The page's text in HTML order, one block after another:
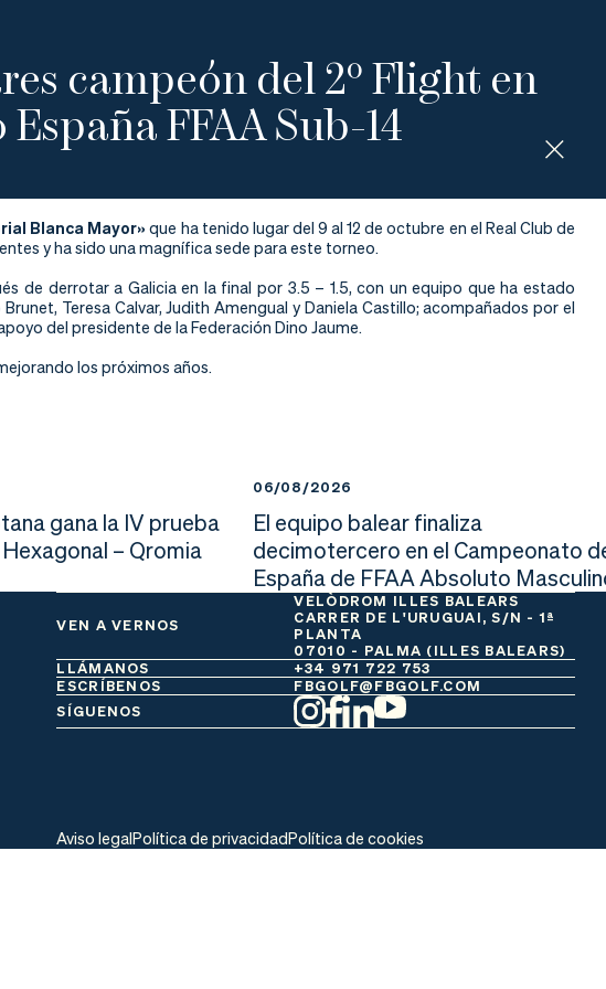
campeón del 2º Flight en
FFAA Sub-14
Blanca Mayor» que ha tenido lugar del 9 al 12 de octubre en el Real Club de
y ha sido una magnífica sede para este torneo.
de derrotar a Galicia en la final por 3.5 – 1.5, con un equipo que ha estado
Teresa Calvar, Judith Amengual y Daniela Castillo; acompañados por el
del presidente de la Federación Dino Jaume.
los próximos años.
gana la IV prueba
– Qromia
06/08/2026
El equipo balear finaliza
decimotercero en el Campeonato
España de FFAA Absoluto
VEN A VERNOS
VELÒDROM ILLES BALEARS
CARRER DE L'URUGUAI, S/N - 1ª
PLANTA
07010 - PALMA (ILLES BALEARS)
LLÁMANOS
+34 971 722 753
ESCRÍBENOS
FBGOLF@FBGOLF.COM
SÍGUENOS
Aviso legalPolítica de privacidadPolítica de cookies